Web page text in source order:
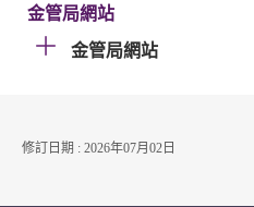
金管局網站
金管局網站
修訂日期 : 2026年07月02日